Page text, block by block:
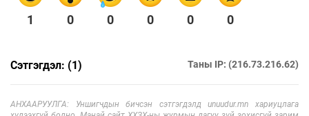
1 0 0 0 0 0
Сэтгэгдэл: (1) Таны IP: (216.73.216.62)
АНХААРУУЛГА: Уншигчдын бичсэн сэтгэгдэлд unuudur.mn хариуцлага